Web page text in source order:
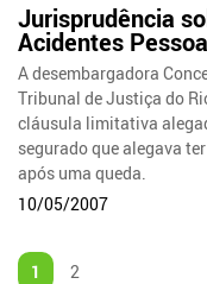
Jurisprudência
Acidentes
A desembargadora
Tribunal de Justiça do
cláusula limitativa
segurado que alegava
após uma queda.
10/05/2007
1 2